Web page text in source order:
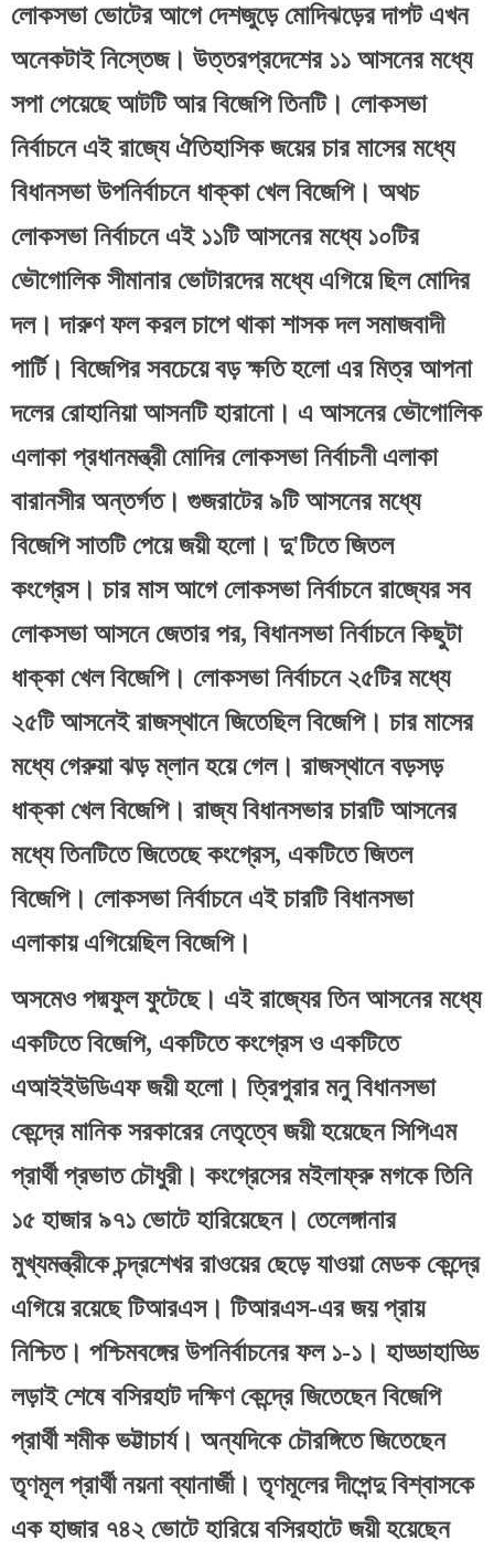
লোকসভা ভোটের আগে দেশজুড়ে মোদিঝড়ের দাপট এখন
অনেকটাই নিস্তেজ। উত্তরপ্রদেশের ১১ আসনের মধ্যে
সপা পেয়েছে আটটি আর বিজেপি তিনটি। লোকসভা
নির্বাচনে এই রাজ্যে ঐতিহাসিক জয়ের চার মাসের মধ্যে
বিধানসভা উপনির্বাচনে ধাক্কা খেল বিজেপি। অথচ
লোকসভা নির্বাচনে এই ১১টি আসনের মধ্যে ১০টির
ভৌগোলিক সীমানার ভোটারদের মধ্যে এগিয়ে ছিল মোদির
দল। দারুণ ফল করল চাপে থাকা শাসক দল সমাজবাদী
পার্টি। বিজেপির সবচেয়ে বড় ক্ষতি হলো এর মিত্র আপনা
দলের রোহানিয়া আসনটি হারানো। এ আসনের ভৌগোলিক
এলাকা প্রধানমন্ত্রী মোদির লোকসভা নির্বাচনী এলাকা
বারানসীর অন্তর্গত। গুজরাটের ৯টি আসনের মধ্যে
বিজেপি সাতটি পেয়ে জয়ী হলো। দু'টিতে জিতল
কংগ্রেস। চার মাস আগে লোকসভা নির্বাচনে রাজ্যের সব
লোকসভা আসনে জেতার পর, বিধানসভা নির্বাচনে কিছুটা
ধাক্কা খেল বিজেপি। লোকসভা নির্বাচনে ২৫টির মধ্যে
২৫টি আসনেই রাজস্থানে জিতেছিল বিজেপি। চার মাসের
মধ্যে গেরুয়া ঝড় ম্লান হয়ে গেল। রাজস্থানে বড়সড়
ধাক্কা খেল বিজেপি। রাজ্য বিধানসভার চারটি আসনের
মধ্যে তিনটিতে জিতেছে কংগ্রেস, একটিতে জিতল
বিজেপি। লোকসভা নির্বাচনে এই চারটি বিধানসভা
এলাকায় এগিয়েছিল বিজেপি।
অসমেও পদ্মফুল ফুটেছে। এই রাজ্যের তিন আসনের মধ্যে
একটিতে বিজেপি, একটিতে কংগ্রেস ও একটিতে
এআইইউডিএফ জয়ী হলো। ত্রিপুরার মনু বিধানসভা
কেন্দ্রে মানিক সরকারের নেতৃত্বে জয়ী হয়েছেন সিপিএম
প্রার্থী প্রভাত চৌধুরী। কংগ্রেসের মইলাফ্রু মগকে তিনি
১৫ হাজার ৯৭১ ভোটে হারিয়েছেন। তেলেঙ্গানার
মুখ্যমন্ত্রীকে চন্দ্রশেখর রাওয়ের ছেড়ে যাওয়া মেডক কেন্দ্রে
এগিয়ে রয়েছে টিআরএস। টিআরএস-এর জয় প্রায়
নিশ্চিত। পশ্চিমবঙ্গের উপনির্বাচনের ফল ১-১। হাড্ডাহাড্ডি
লড়াই শেষে বসিরহাট দক্ষিণ কেন্দ্রে জিতেছেন বিজেপি
প্রার্থী শমীক ভট্টাচার্য। অন্যদিকে চৌরঙ্গিতে জিতেছেন
তৃণমূল প্রার্থী নয়না ব্যানার্জী। তৃণমূলের দীপেন্দু বিশ্বাসকে
এক হাজার ৭৪২ ভোটে হারিয়ে বসিরহাটে জয়ী হয়েছেন